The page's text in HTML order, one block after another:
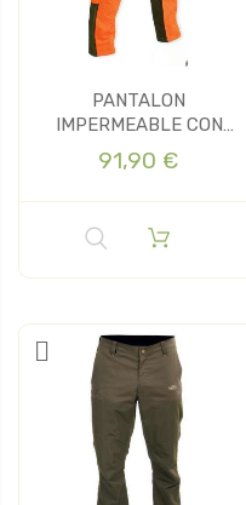
PANTALON
IMPERMEABLE CON
PROTECCION BENDIS
NARANJA
91,90 €